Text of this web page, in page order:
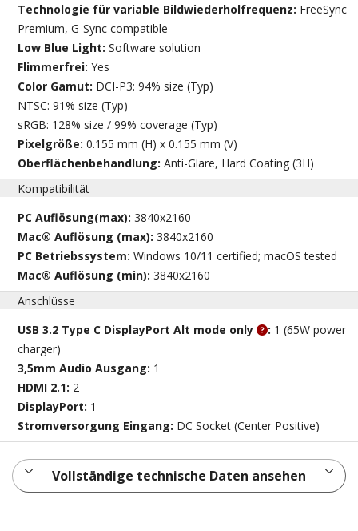
Technologie für variable Bildwiederholfrequenz: FreeSync
Premium, G-Sync compatible
Low Blue Light:Software solution
Flimmerfrei:Yes
Color Gamut: DCI-P3: 94% size (Typ)
NTSC: 91% size (Typ)
sRGB: 128% size / 99% coverage (Typ)
Pixelgröße:0.155 mm (H) x 0.155 mm (V)
Oberflächenbehandlung:Anti-Glare, Hard Coating (3H)
Kompatibilität
PC Auflösung(max):3840x2160
Mac® Auflösung (max):3840x2160
PC Betriebssystem:Windows 10/11 certified; macOS tested
Mac® Auflösung (min):3840x2160
Anschlüsse
USB 3.2 Type C DisplayPort Alt mode only
: 1 (65W power
charger)
3,5mm Audio Ausgang: 1
HDMI 2.1: 2
DisplayPort: 1
Stromversorgung Eingang: DC Socket (Center Positive)
Vollständige technische Daten ansehen